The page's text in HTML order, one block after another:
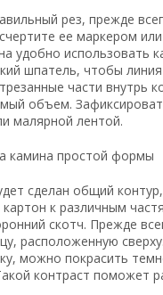
рез, прежде
ее маркером
удобно использовать
шпатель, чтобы
части внутрь
объем.
малярной лентой.
камина простой формы
сделан общий
картон к различным
скотч. Прежде
расположенную
можно покрасить
контраст поможет